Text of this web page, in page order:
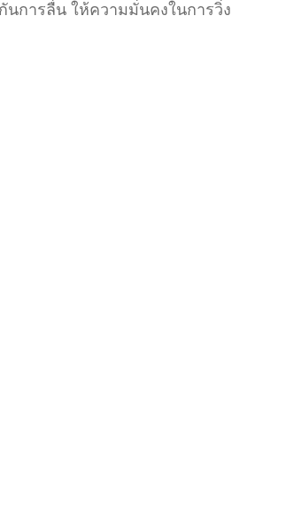
การลื่น ให้ความมั่นคงในการวิ่ง